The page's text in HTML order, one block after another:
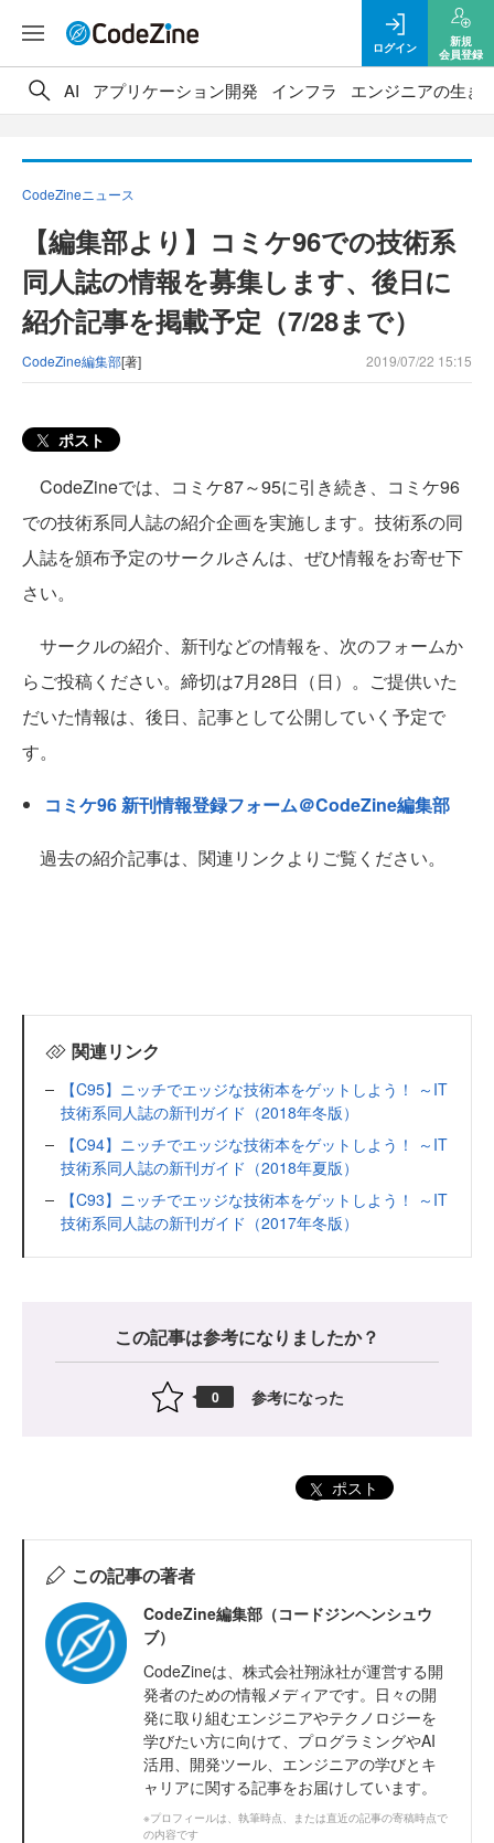
ログイン
新規
会員登録
AI アプリケーション開発 インフラ エンジニアの生き
CodeZineニュース
【編集部より】コミケ96での技術系
同人誌の情報を募集します、後日に
紹介記事を掲載予定（7/28まで）
CodeZine編集部[著] 2019/07/22 15:15
ポスト
CodeZineでは、コミケ87～95に引き続き、コミケ96
での技術系同人誌の紹介企画を実施します。技術系の同
人誌を頒布予定のサークルさんは、ぜひ情報をお寄せ下
さい。
サークルの紹介、新刊などの情報を、次のフォームか
らご投稿ください。締切は7月28日（日）。ご提供いた
だいた情報は、後日、記事として公開していく予定で
す。
コミケ96 新刊情報登録フォーム＠CodeZine編集部
過去の紹介記事は、関連リンクよりご覧ください。
関連リンク
【C95】ニッチでエッジな技術本をゲットしよう！ ～IT
技術系同人誌の新刊ガイド（2018年冬版）
【C94】ニッチでエッジな技術本をゲットしよう！ ～IT
技術系同人誌の新刊ガイド（2018年夏版）
【C93】ニッチでエッジな技術本をゲットしよう！ ～IT
技術系同人誌の新刊ガイド（2017年冬版）
この記事は参考になりましたか？
0 参考になった
ポスト
この記事の著者
CodeZine編集部（コードジンヘンシュウ
ブ）
CodeZineは、株式会社翔泳社が運営する開
発者のための情報メディアです。日々の開
発に取り組むエンジニアやテクノロジーを
学びたい方に向けて、プログラミングやAI
活用、開発ツール、エンジニアの学びとキ
ャリアに関する記事をお届けしています。
※プロフィールは、執筆時点、または直近の記事の寄稿時点で
の内容です